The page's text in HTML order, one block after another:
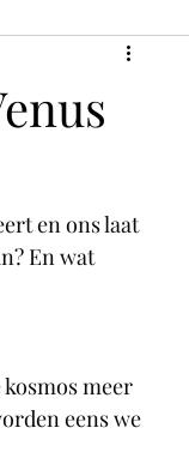
en ons laat
En wat
meer
eens we